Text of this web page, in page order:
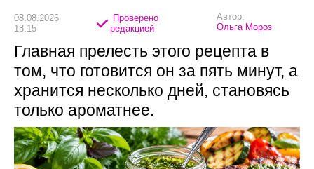
08.08.2026
18:15
Проверено
редакцией
Автор:
Ольга Мороз
Главная прелесть этого рецепта в
том, что готовится он за пять минут, а
хранится несколько дней, становясь
только ароматнее.